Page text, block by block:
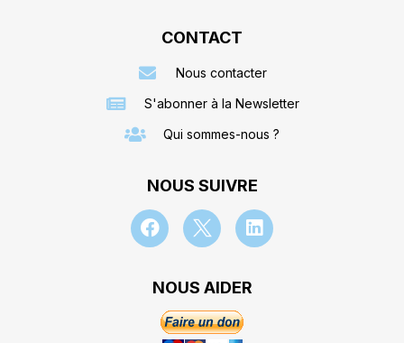
CONTACT
Nous contacter
S'abonner à la Newsletter
Qui sommes-nous ?
NOUS SUIVRE
NOUS AIDER